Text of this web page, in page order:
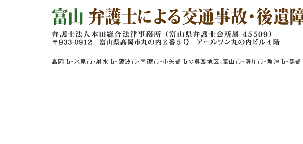
高岡市・氷見市・射水市・砺波市・南砺市・小矢部市の呉西地区、富山市・滑川市・魚津市・